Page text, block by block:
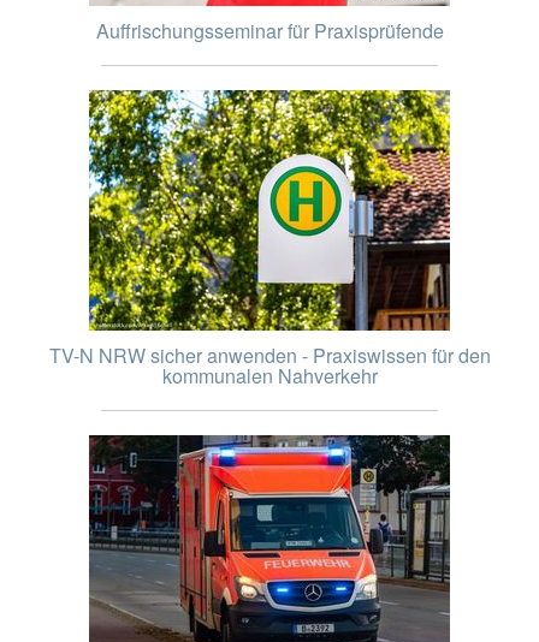
Auffrischungsseminar für Praxisprüfende
TV-N NRW sicher anwenden - Praxiswissen für den
kommunalen Nahverkehr